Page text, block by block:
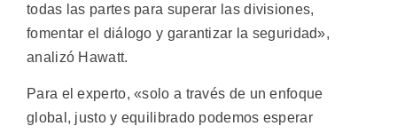
todas las partes para superar las divisiones,
fomentar el diálogo y garantizar la seguridad»,
analizó Hawatt.
Para el experto, «solo a través de un enfoque
global, justo y equilibrado podemos esperar